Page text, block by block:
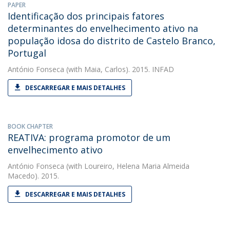
PAPER
Identificação dos principais fatores
determinantes do envelhecimento ativo na
população idosa do distrito de Castelo Branco,
Portugal
António Fonseca (with Maia, Carlos). 2015. INFAD
DESCARREGAR E MAIS DETALHES
BOOK CHAPTER
REATIVA: programa promotor de um
envelhecimento ativo
António Fonseca (with Loureiro, Helena Maria Almeida
Macedo). 2015.
DESCARREGAR E MAIS DETALHES